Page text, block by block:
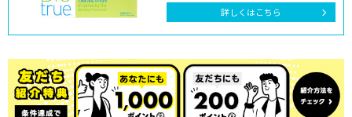
詳しくはこちら